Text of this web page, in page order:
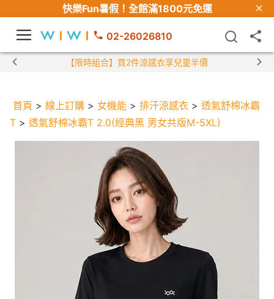
快樂Fun暑假！ 全館滿1800元免運
02-26026810
【限時組合】買2件涼感衣享兒童半價
首頁 > 線上訂購 > 女機能 > 排汗涼感衣 > 透氣舒棉冰霸
T > 透氣舒棉冰霸T 2.0(經典黑 男女共版M-5XL)